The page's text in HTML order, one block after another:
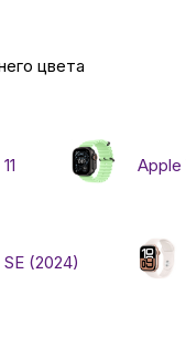
цвета
Apple
(2024)